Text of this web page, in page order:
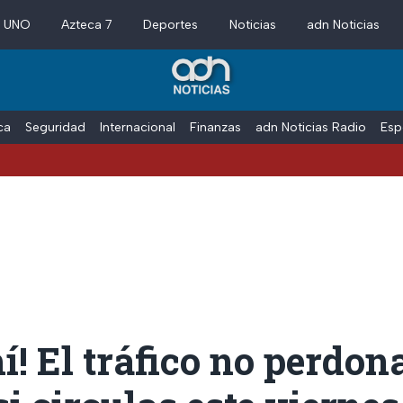
Azteca 7 Deportes Noticias adn Noticias
Seguridad Internacional Finanzas adn Noticias Radio
El tráfico no